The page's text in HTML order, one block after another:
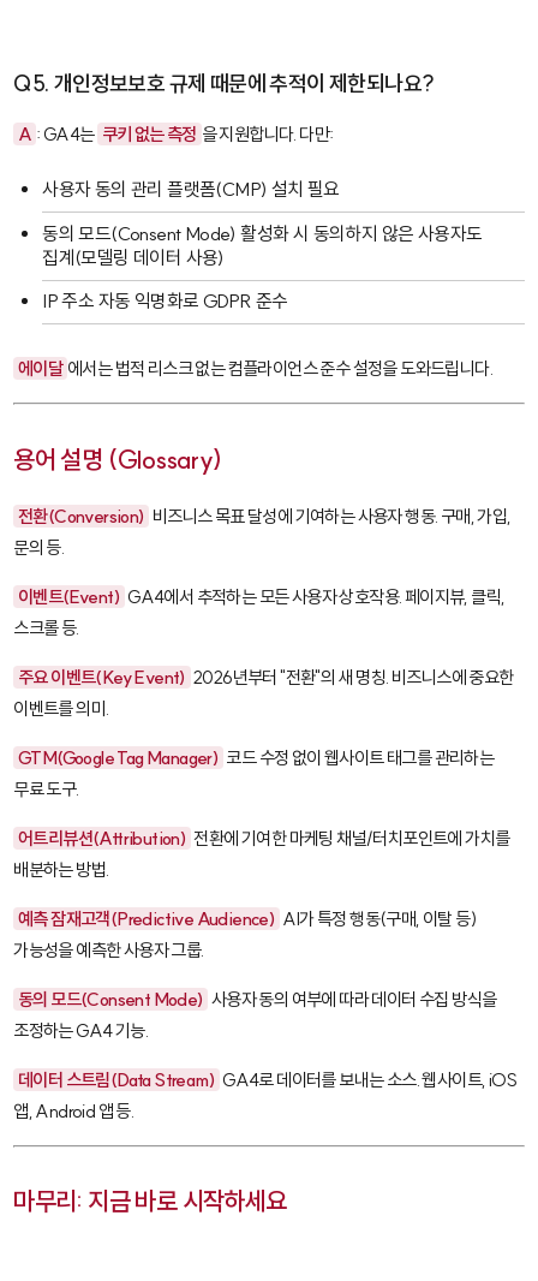
Q5. 개인정보보호 규제 때문에 추적이 제한되나요?
A : GA4는 쿠키 없는 측정 을 지원합니다. 다만:
사용자 동의 관리 플랫폼(CMP) 설치 필요
동의 모드(Consent Mode) 활성화 시 동의하지 않은 사용자도
집계(모델링 데이터 사용)
IP 주소 자동 익명화로 GDPR 준수
에이달 에서는 법적 리스크 없는 컴플라이언스 준수 설정을 도와드립니다.
용어 설명 (Glossary)
전환(Conversion) 비즈니스 목표 달성에 기여하는 사용자 행동. 구매, 가입,
문의 등.
이벤트(Event) GA4에서 추적하는 모든 사용자 상호작용. 페이지뷰, 클릭,
스크롤 등.
주요 이벤트(Key Event) 2026년부터 "전환"의 새 명칭. 비즈니스에 중요한
이벤트를 의미.
GTM(Google Tag Manager) 코드 수정 없이 웹사이트 태그를 관리하는
무료 도구.
어트리뷰션(Attribution) 전환에 기여한 마케팅 채널/터치포인트에 가치를
배분하는 방법.
예측 잠재고객(Predictive Audience) AI가 특정 행동(구매, 이탈 등)
가능성을 예측한 사용자 그룹.
동의 모드(Consent Mode) 사용자 동의 여부에 따라 데이터 수집 방식을
조정하는 GA4 기능.
데이터 스트림(Data Stream) GA4로 데이터를 보내는 소스. 웹사이트, iOS
앱, Android 앱 등.
마무리: 지금 바로 시작하세요